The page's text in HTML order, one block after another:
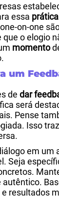
essa prática
on-one
que o elogio
momento
um
de dar
será
Pense
Isso
em um
Seja
autêntico.
resultados